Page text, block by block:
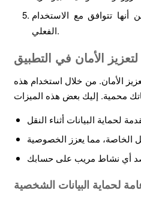
أنها تتوافق مع الاستخدام
الفعلي.
الأمان في التطبيق
الأمان. من خلال استخدام هذه
لحماية البيانات الشخصية